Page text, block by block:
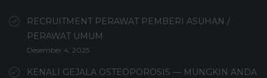
RECRUITMENT PERAWAT PEMBERI ASUHAN /
PERAWAT UMUM
Desember 4, 2025
KENALI GEJALA OSTEOPOROSIS — MUNGKIN ANDA